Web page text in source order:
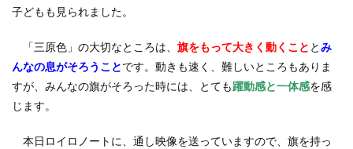
子どもも見られました。
「三原色」の大切なところは、 旗をもって大きく動くこと とみ
んなの息がそろうことです。動きも速く、難しいところもありま
すが、みんなの旗がそろった時には、とても躍動感と一体感を感
じます。
本日ロイロノートに、通し映像を送っていますので、旗を持っ